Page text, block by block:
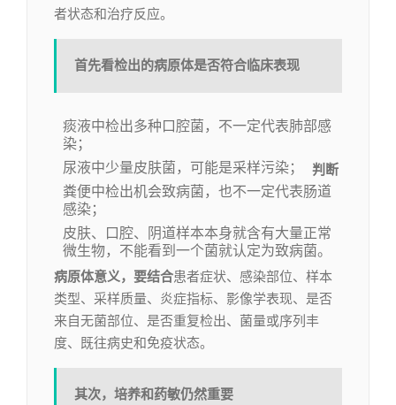
者状态和治疗反应。
首先看检出的病原体是否符合临床表现
痰液中检出多种口腔菌，不一定代表肺部感
染；
尿液中少量皮肤菌，可能是采样污染；
粪便中检出机会致病菌，也不一定代表肠道
感染；
皮肤、口腔、阴道样本本身就含有大量正常
微生物，不能看到一个菌就认定为致病菌。
判断
病原体意义，要结合患者症状、感染部位、样本
类型、采样质量、炎症指标、影像学表现、是否
来自无菌部位、是否重复检出、菌量或序列丰
度、既往病史和免疫状态。
其次，培养和药敏仍然重要